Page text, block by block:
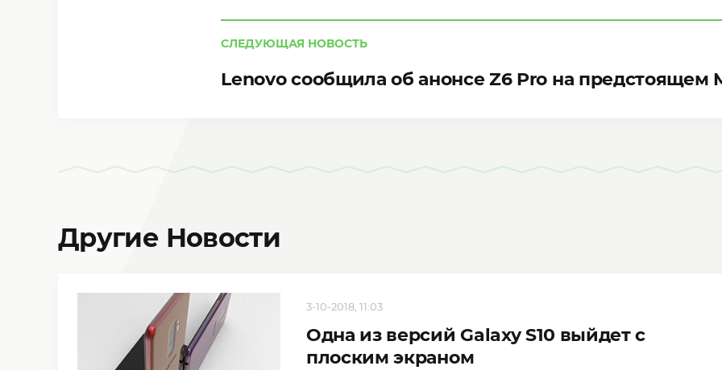
СЛЕДУЮЩАЯ НОВОСТЬ
Lenovo сообщила об анонсе Z6 Pro на предстоящем
Другие Новости
3-10-2018, 11:03
Одна из версий Galaxy S10 выйдет с
плоским экраном